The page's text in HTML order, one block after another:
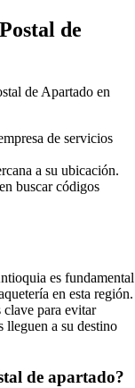
de
de Apartado en
de servicios
a su ubicación.
buscar códigos
es fundamental
en esta región.
para evitar
lleguen a su destino
de apartado?